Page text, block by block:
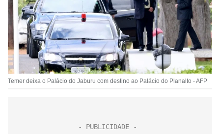
Temer deixa o Palácio do Jaburu com destino ao Palácio do Planalto - AFP